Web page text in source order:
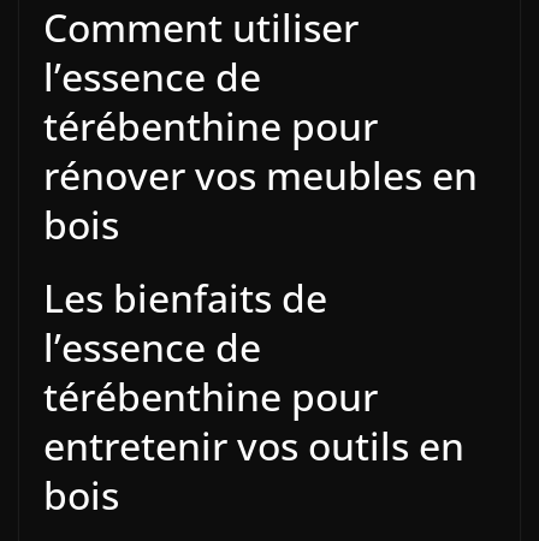
Comment utiliser
l’essence de
térébenthine pour
rénover vos meubles en
bois
Les bienfaits de
l’essence de
térébenthine pour
entretenir vos outils en
bois